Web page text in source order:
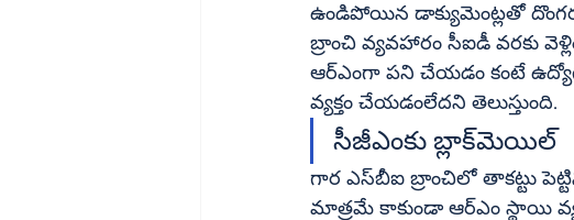
ఉండిపోయిన డాక్యుమెంట్లతో
బ్రాంచి వ్యవహారం సీఐడీ వరకు
ఆర్‌ఎంగా పని చేయడం కంటే ఉద్యోగం చేయకపోవడం బెటరనే ఆలోచనలో ఇక్కడకు రావడానికి సుముఖత
వ్యక్తం చేయడంలేదని తెలుస్తుంది.
గార ఎస్‌బీఐ బ్రాంచిలో తాకట్టు పెట్టిన నగలు మాయమైనప్పుడు కేవలం అక్కడ ఉన్న చెస్ట్‌ కస్టోడియన్ల పాత్ర
మాత్రమే కాకుండా ఆర్‌ఎం స్థాయి వ్యక్తుల ప్రమేయం కూడా ఉంటుందని, బ్యాంకింగ్‌ వ్యవస్థలో చీమ